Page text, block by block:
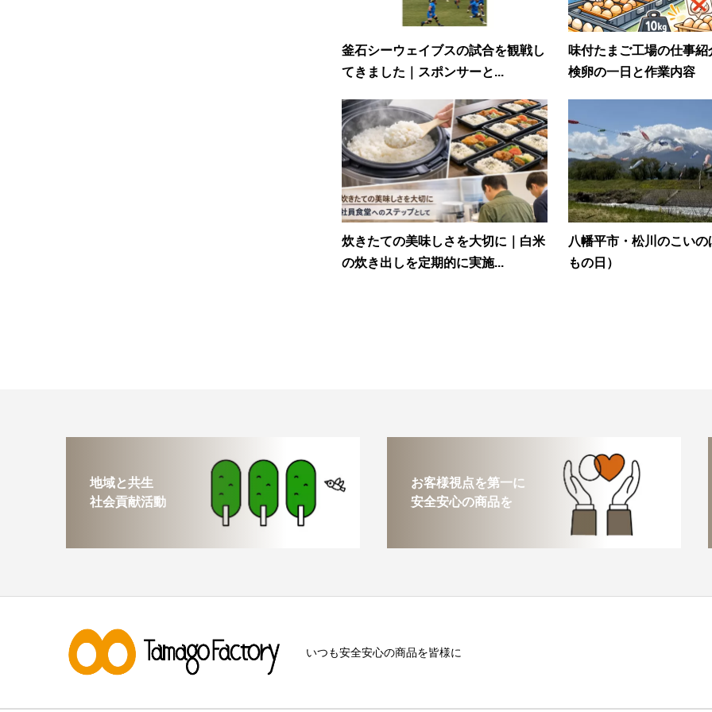
釜石シーウェイブスの試合を観戦し
てきました｜スポンサーと...
味付たまご工場の仕事
検卵の一日と作業内容
炊きたての美味しさを大切に｜白米
の炊き出しを定期的に実施...
八幡平市・松川のこい
もの日）
地域と共生
社会貢献活動
お客様視点を第一に
安全安心の商品を
いつも安全安心の商品を皆様に